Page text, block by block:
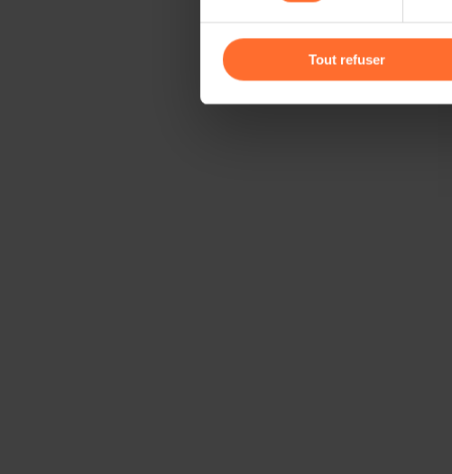
gauche de chaque page.
Tout refuser